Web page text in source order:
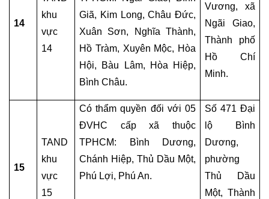
NGHIÊN
TIN
14
khu
vực
14
Giã, Kim Long, Châu Đức,
Xuân Sơn, Nghĩa Thành,
Hồ Tràm, Xuyên Mộc, Hòa
Hội, Bàu Lâm, Hòa Hiệp,
Bình Châu.
Vương, xã
Ngãi Giao,
Thành phố
Hồ Chí
Minh.
15
TAND
khu
vực
15
Có thẩm quyền đối với 05
ĐVHC cấp xã thuộc
TPHCM: Bình Dương,
Chánh Hiệp, Thủ Dầu Một,
Phú Lợi, Phú An.
Số 471 Đại
lộ Bình
Dương,
phường
Thủ Dầu
Một, Thành